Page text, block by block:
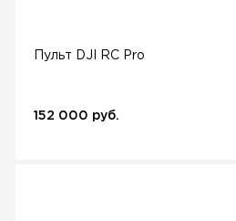
Пульт DJI RC Pro
152 000 руб.